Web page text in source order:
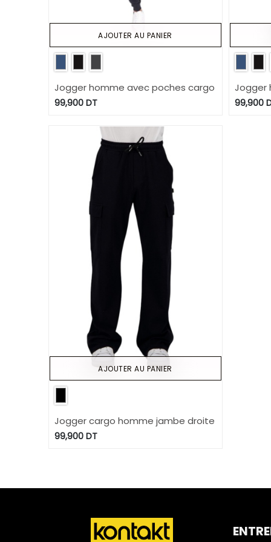
Jogger homme avec poches cargo
99,900DT
AJOUTER AU PANIER
Jogger
99,900
Jogger cargo homme jambe droite
99,900DT
AJOUTER AU PANIER